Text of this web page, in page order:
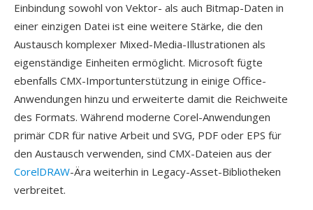
Einbindung sowohl von Vektor- als auch Bitmap-Daten in
einer einzigen Datei ist eine weitere Stärke, die den
Austausch komplexer Mixed-Media-Illustrationen als
eigenständige Einheiten ermöglicht. Microsoft fügte
ebenfalls CMX-Importunterstützung in einige Office-
Anwendungen hinzu und erweiterte damit die Reichweite
des Formats. Während moderne Corel-Anwendungen
primär CDR für native Arbeit und SVG, PDF oder EPS für
den Austausch verwenden, sind CMX-Dateien aus der
CorelDRAW-Ära weiterhin in Legacy-Asset-Bibliotheken
verbreitet.